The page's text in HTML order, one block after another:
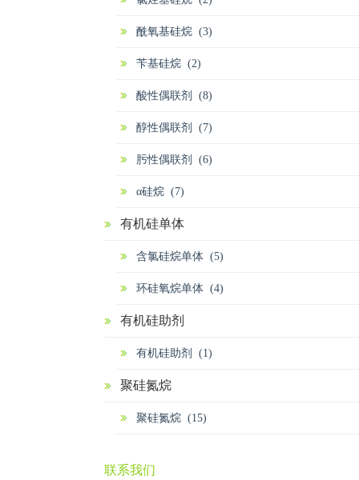
酰氧基硅烷 (3)
苄基硅烷 (2)
酸性偶联剂 (8)
醇性偶联剂 (7)
肟性偶联剂 (6)
α硅烷 (7)
有机硅单体
含氯硅烷单体 (5)
环硅氧烷单体 (4)
有机硅助剂
有机硅助剂 (1)
聚硅氮烷
聚硅氮烷 (15)
联系我们